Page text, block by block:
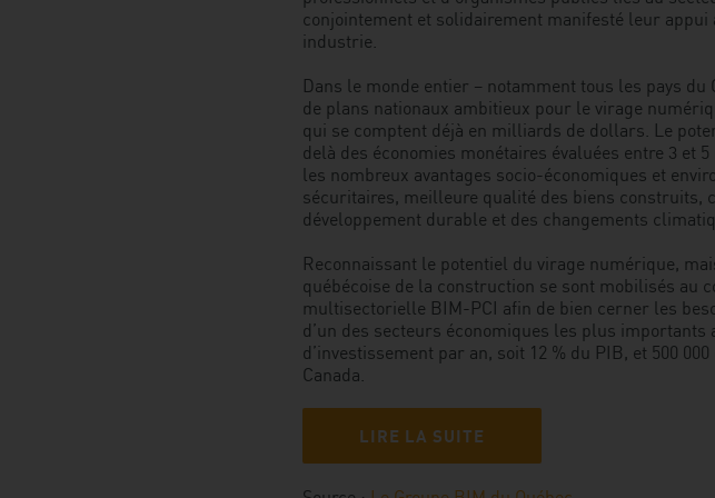
conjointement et solidairement manifesté leur
industrie.
Dans le monde entier – notamment tous les pays
de plans nationaux ambitieux pour le virage
qui se comptent déjà en milliards de dollars. Le
delà des économies monétaires évaluées entre 3 et
les nombreux avantages socio-économiques et
sécuritaires, meilleure qualité des biens construits,
développement durable et des changements
Reconnaissant le potentiel du virage numérique,
québécoise de la construction se sont mobilisés au
multisectorielle BIM-PCI afin de bien cerner les
d’un des secteurs économiques les plus
d’investissement par an, soit 12 % du PIB, et 500
Canada.
LIRE LA SUITE